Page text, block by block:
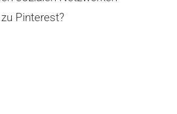
Pinterest?